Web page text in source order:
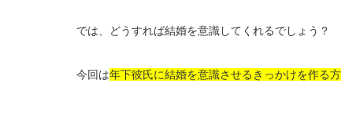
では、どうすれば結婚を意識してくれるでしょう？
今回は年下彼氏に結婚を意識させるきっかけを作る